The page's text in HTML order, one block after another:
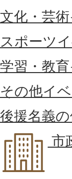
文化・芸
スポーツ
学習・教
その他イ
後援名義
市